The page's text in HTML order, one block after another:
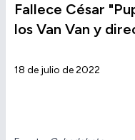
Fallece César
los Van Van y
18 de julio de 2022